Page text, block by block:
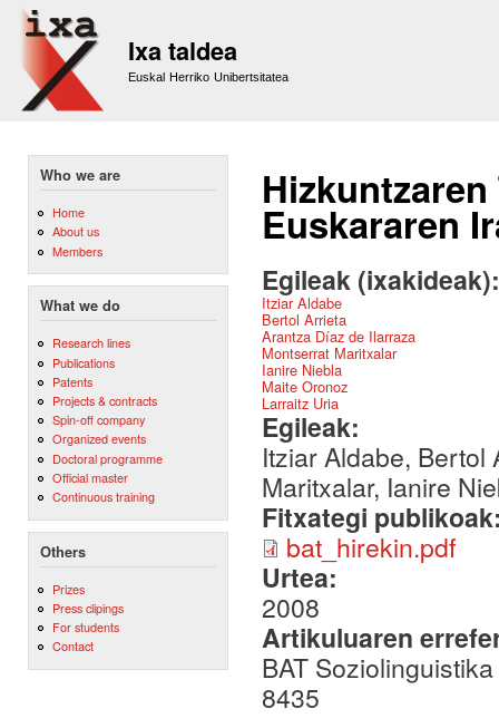
Ixa taldea
Euskal Herriko Unibertsitatea
Who we are
Home
About us
Members
What we do
Research lines
Publications
Patents
Projects & contracts
Spin-off company
Organized events
Doctoral programme
Official master
Continuous training
Others
Prizes
Press clipings
For students
Contact
Euskararen
Egileak
Itziar Aldabe
Bertol Arrieta
Arantza Díaz de Ilarraza
Montserrat Maritxalar
Ianire Niebla
Maite Oronoz
Larraitz Uria
Egileak:
Itziar Aldabe,
Maritxalar, Ianire
Fitxategi
bat_hirekin.pdf
Urtea:
2008
Artikuluaren
BAT
8435